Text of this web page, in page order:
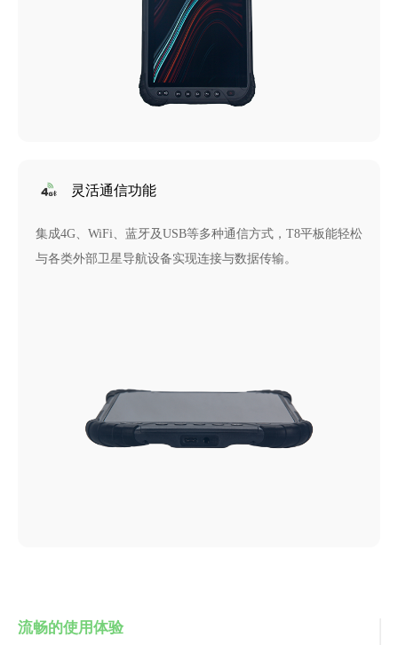
灵活通信功能
集成4G、WiFi、蓝牙及USB等多种通信方式，T8平板能轻松
与各类外部卫星导航设备实现连接与数据传输。
流畅的使用体验